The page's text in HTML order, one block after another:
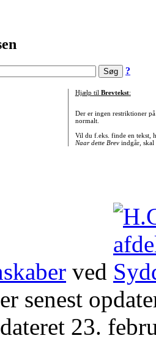
?
Hjælp til Brevtekst:
Der er ingen restriktioner
normalt.
Vil du f.eks. finde en tekst,
Naar dette Brevindgår, skal
ved
senest
23.